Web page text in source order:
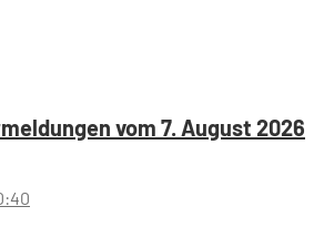
vom 7. August 2026